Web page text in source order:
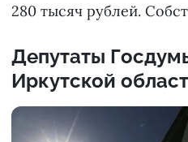
280 тысяч рублей.
Депутаты
Иркутской